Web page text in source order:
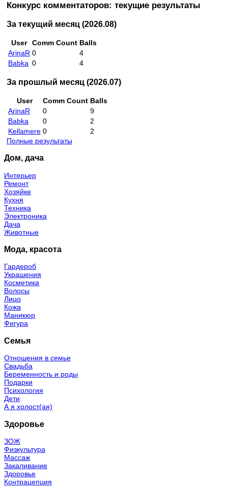
Конкурс комментаторов: текущие результаты
За текущий месяц (2026.08)
User Comm Count Balls
ArinaR 0
4
Babka 0 4
За прошлый месяц (2026.07)
User Comm Count Balls
ArinaR
0
9
Babka
0
2
Kellamere 0
2
Полные результаты
Дом, дача
Интерьер
Ремонт
Хозяйке
Кухня
Техника
Электроника
Дача
Животные
Мода, красота
Гардероб
Украшения
Косметика
Волосы
Лицо
Кожа
Маникюр
Фигура
Семья
Отношения в семье
Свадьба
Беременность и роды
Подарки
Психология
Дети
А я холост(ая)
Здоровье
ЗОЖ
Физкультура
Массаж
Закаливание
Здоровье
Контрацепция